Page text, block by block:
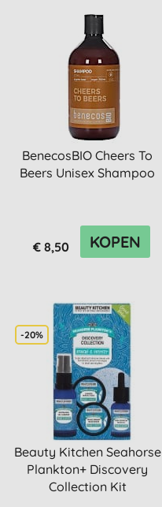
BenecosBIO Cheers To
Beers Unisex Shampoo
€ 8,50 KOPEN
-20%
Beauty Kitchen Seahorse
Plankton+ Discovery
Collection Kit